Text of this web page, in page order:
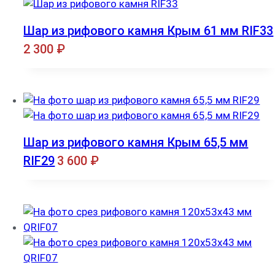
Шар из рифового камня Крым 61 мм RIF33
2 300 ₽
Шар из рифового камня Крым 65,5 мм
RIF29 3 600 ₽